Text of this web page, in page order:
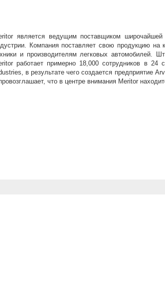
является ведущим поставщиком
Компания поставляет свою продукцию на
и производителям легковых автомобилей.
работает примерно 18,000 сотрудников в
в результате чего создается предприятие
что в центре внимания Meritor